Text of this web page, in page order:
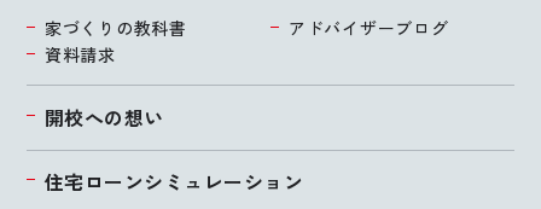
家づくりの教科書
アドバイザーブログ
資料請求
開校への想い
住宅ローンシミュレーション